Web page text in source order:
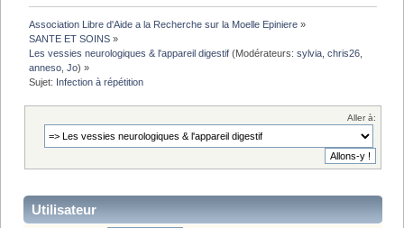
Association Libre d'Aide a la Recherche sur la Moelle Epiniere »
SANTE ET SOINS »
Les vessies neurologiques & l'appareil digestif (Modérateurs:sylvia ,chris26
anneso ,Jo) »
Sujet: Infection à répétition
Aller à:
Utilisateur